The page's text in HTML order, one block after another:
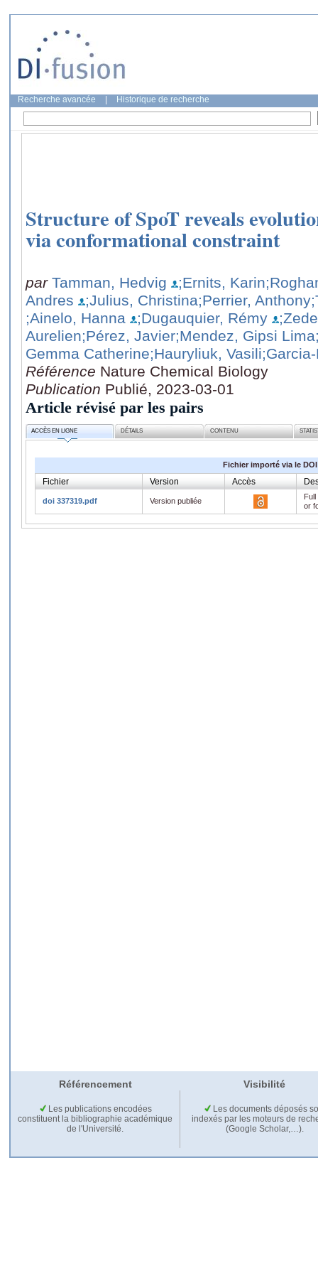
Recherche avancée Historique de recherche
Structure of SpoT reveals
via conformational constraint
par Tamman, Hedvig ;Ernits, Karin
Andres
;Julius, Christina;Perrier, Anthony
;Ainelo, Hanna
;Dugauquier, Rémy
Aurelien;Pérez, Javier;Mendez, Gipsi Lima
Gemma Catherine;Hauryliuk, Vasili
Référence Nature Chemical Biology
Publication Publié, 2023-03-01
Article révisé par les pairs
ACCÈS EN LIGNE DÉTAILS CONTENU
Fichier importé via le DOI
Fichier Version Accès
doi 337319.pdf Version publiée
or
Référencement Visibilité
Les publications encodées
constituent la bibliographie académique
de l'Université.
Les documents déposés
indexés par les moteurs de
(Google Scholar,…).